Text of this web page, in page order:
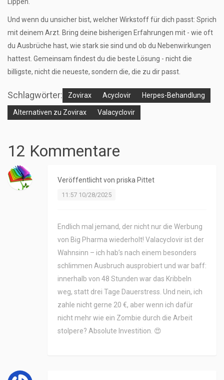
Lippen.
Und wenn du unsicher bist, welcher Wirkstoff für dich passt: Sprich
mit deinem Arzt. Bring deine bisherigen Erfahrungen mit - wie oft
du Ausbrüche hast, wie stark sie sind und ob du Nebenwirkungen
hattest. Gemeinsam findest du die beste Lösung - nicht die
billigste, nicht die neueste, sondern die, die zu dir passt.
Schlagwörter: Zovirax Acyclovir Herpes-Behandlung
Alternativen zu Zovirax Valacyclovir
12 Kommentare
Veröffentlicht von priska Pittet
11:57 10/28/2025
Endlich mal jemand, der nicht nur die Werbung
von Big Pharma wiederholt! Valacyclovir ist der
Wahnsinn – ich hab’s nach einem besonders
schlimmen Ausbruch ausprobiert und war baff:
innerhalb von 48 Stunden war das Kribbeln
weg, statt drei Tage Dauerstress. Und nein, ich
zahle nicht gerne 20 €, aber wenn ich dafür
nicht mehr wie ein Zombie durch die Arbeit
stolpere? Absolute Investition. 😍